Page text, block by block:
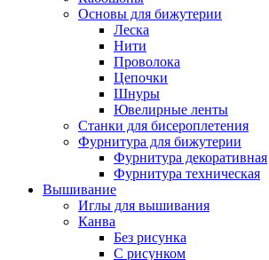
Основы для бижутерии
Леска
Нити
Проволока
Цепочки
Шнуры
Ювелирные ленты
Станки для бисероплетения
Фурнитура для бижутерии
Фурнитура декоративная
Фурнитура техническая
Вышивание
Иглы для вышивания
Канва
Без рисунка
С рисунком